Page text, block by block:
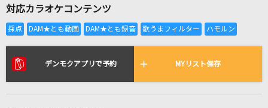
全国りれき
リアルタイムで歌われている曲の一覧
対応カラオケコンテンツ
デンモクアプリで予約 MYリスト保存